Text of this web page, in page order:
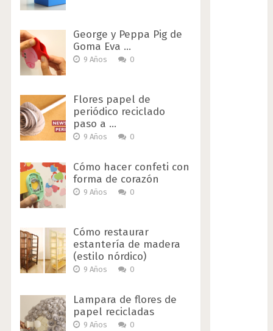
George y Peppa Pig de
Goma Eva …
9 Años 0
Flores papel de
periódico reciclado
paso a …
9 Años 0
Cómo hacer confeti con
forma de corazón
9 Años 0
Cómo restaurar
estantería de madera
(estilo nórdico)
9 Años 0
Lampara de flores de
papel recicladas
9 Años 0